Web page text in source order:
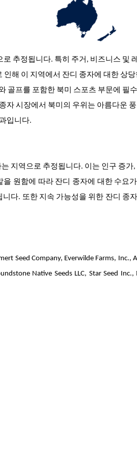
추정됩니다. 특히 주거, 비즈니스 및
해 이 지역에서 잔디 종자에 대한 상당
골프를 포함한 북미 스포츠 부문에 필
자 시장에서 북미의 우위는 아름다운
입니다.
지역으로 추정됩니다. 이는 인구 증가,
원함에 따라 잔디 종자에 대한 수요
다. 또한 지속 가능성을 위한 잔디 종
Seed Company, Everwilde Farms, Inc.,
Native Seeds LLC, Star Seed Inc.,